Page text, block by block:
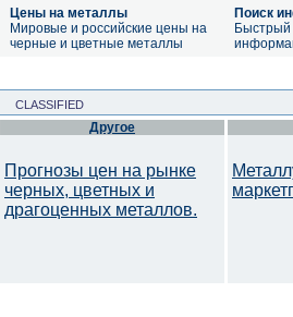
Цены на металлы
Мировые и российские цены на
черные и цветные металлы
Поиск
Быстрый
CLASSIFIED
Другое
Прогнозы цен на рынке
черных, цветных и
драгоценных металлов.